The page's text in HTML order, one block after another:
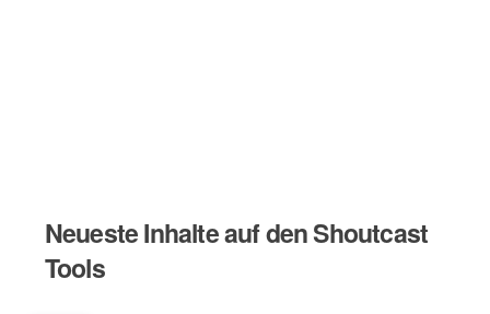
Neueste Inhalte auf den Shoutcast
Tools